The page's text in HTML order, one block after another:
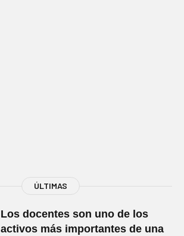
ÚLTIMAS
Los docentes son uno de los
activos más importantes de una